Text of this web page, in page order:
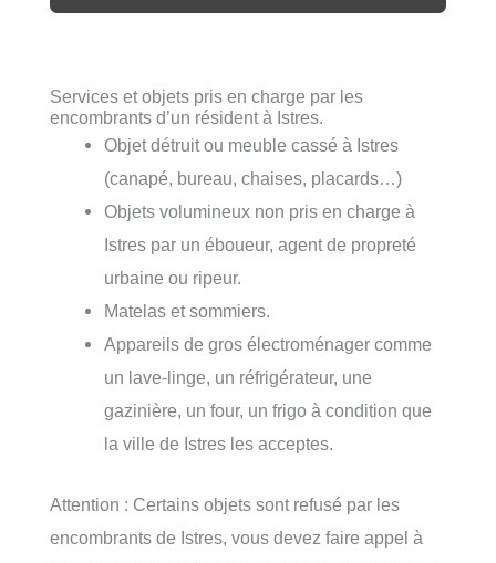
Services et objets pris en charge par les
encombrants d’un résident à Istres.
Objet détruit ou meuble cassé à Istres
(canapé, bureau, chaises, placards…)
Objets volumineux non pris en charge à
Istres par un éboueur, agent de propreté
urbaine ou ripeur.
Matelas et sommiers.
Appareils de gros électroménager comme
un lave-linge, un réfrigérateur, une
gazinière, un four, un frigo à condition que
la ville de Istres les acceptes.
Attention : Certains objets sont refusé par les
encombrants de Istres, vous devez faire appel à